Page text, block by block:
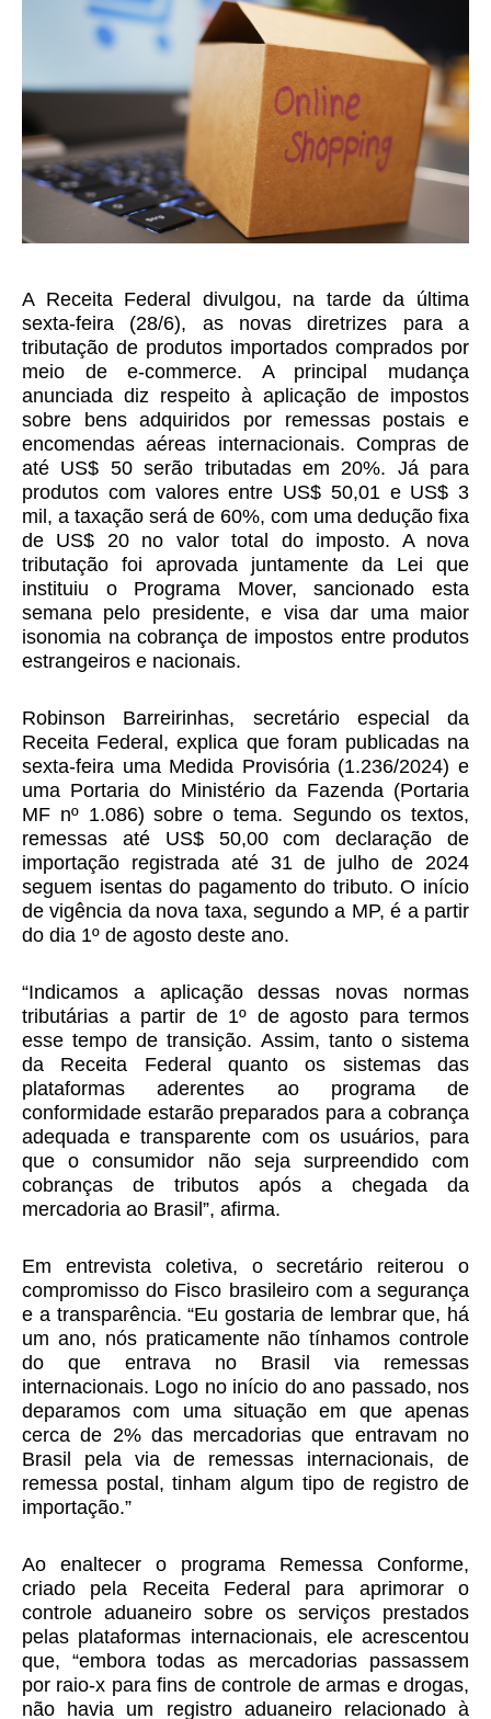
A Receita Federal divulgou, na tarde da última
sexta-feira (28/6), as novas diretrizes para a
tributação de produtos importados comprados por
meio de e-commerce. A principal mudança
anunciada diz respeito à aplicação de impostos
sobre bens adquiridos por remessas postais e
encomendas aéreas internacionais. Compras de
até US$ 50 serão tributadas em 20%. Já para
produtos com valores entre US$ 50,01 e US$ 3
mil, a taxação será de 60%, com uma dedução fixa
de US$ 20 no valor total do imposto. A nova
tributação foi aprovada juntamente da Lei que
instituiu o Programa Mover, sancionado esta
semana pelo presidente, e visa dar uma maior
isonomia na cobrança de impostos entre produtos
estrangeiros e nacionais.
Robinson Barreirinhas, secretário especial da
Receita Federal, explica que foram publicadas na
sexta-feira uma Medida Provisória (1.236/2024) e
uma Portaria do Ministério da Fazenda (Portaria
MF nº 1.086) sobre o tema. Segundo os textos,
remessas até US$ 50,00 com declaração de
importação registrada até 31 de julho de 2024
seguem isentas do pagamento do tributo. O início
de vigência da nova taxa, segundo a MP, é a partir
do dia 1º de agosto deste ano.
“Indicamos a aplicação dessas novas normas
tributárias a partir de 1º de agosto para termos
esse tempo de transição. Assim, tanto o sistema
da Receita Federal quanto os sistemas das
plataformas aderentes ao programa de
conformidade estarão preparados para a cobrança
adequada e transparente com os usuários, para
que o consumidor não seja surpreendido com
cobranças de tributos após a chegada da
mercadoria ao Brasil”, afirma.
Em entrevista coletiva, o secretário reiterou o
compromisso do Fisco brasileiro com a segurança
e a transparência. “Eu gostaria de lembrar que, há
um ano, nós praticamente não tínhamos controle
do que entrava no Brasil via remessas
internacionais. Logo no início do ano passado, nos
deparamos com uma situação em que apenas
cerca de 2% das mercadorias que entravam no
Brasil pela via de remessas internacionais, de
remessa postal, tinham algum tipo de registro de
importação.”
Ao enaltecer o programa Remessa Conforme,
criado pela Receita Federal para aprimorar o
controle aduaneiro sobre os serviços prestados
pelas plataformas internacionais, ele acrescentou
que, “embora todas as mercadorias passassem
por raio-x para fins de controle de armas e drogas,
não havia um registro aduaneiro relacionado à